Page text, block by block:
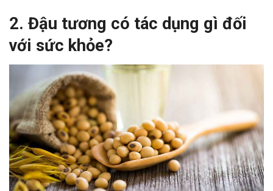
2. Đậu tương có tác dụng gì đối
với sức khỏe?